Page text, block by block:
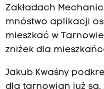
Zakładach
mnóstwo aplikacji
mieszkać w
zniżek dla
Jakub Kwaśny
dla tarnowian już